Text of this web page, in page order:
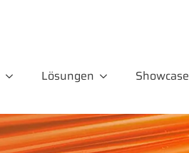
Lösungen Showcase